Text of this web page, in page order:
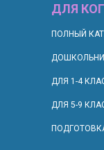
ДЛЯ
ПОЛНЫЙ
ДЛЯ 1-4
ДЛЯ 5-9